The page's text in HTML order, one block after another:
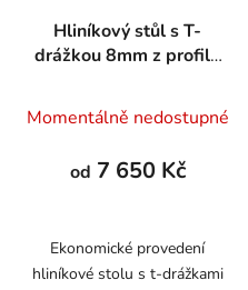
Hliníkový stůl s T-
drážkou 8mm z profilů
Momentálně nedostupné
od 7 650 Kč
Ekonomické provedení
hliníkové stolu s t-drážkami